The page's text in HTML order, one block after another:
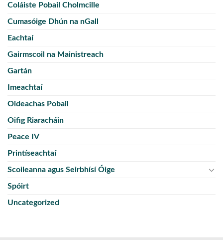
Coláiste Pobail Cholmcille
Cumasóige Dhún na nGall
Eachtaí
Gairmscoil na Mainistreach
Gartán
Imeachtaí
Oideachas Pobail
Oifig Riaracháin
Peace IV
Printíseachtaí
Scoileanna agus Seirbhísí Óige
Spóirt
Uncategorized